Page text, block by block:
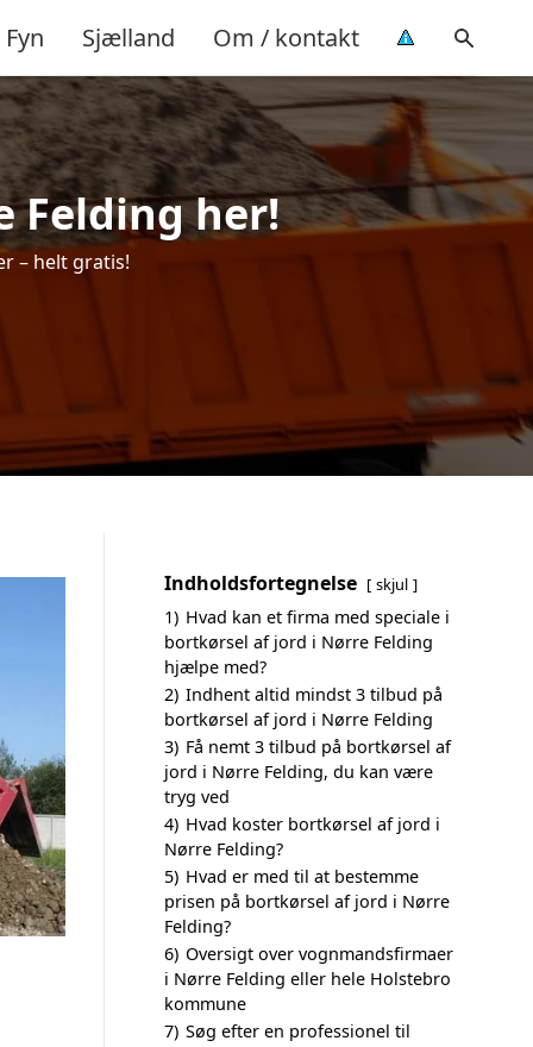
Fyn Sjælland Om / kontakt
Felding her!
– helt gratis!
Indholdsfortegnelse skjul
1) Hvad kan et firma med speciale i
bortkørsel af jord i Nørre Felding
hjælpe med?
2) Indhent altid mindst 3 tilbud på
bortkørsel af jord i Nørre Felding
3) Få nemt 3 tilbud på bortkørsel af
jord i Nørre Felding, du kan være
tryg ved
4) Hvad koster bortkørsel af jord i
Nørre Felding?
5) Hvad er med til at bestemme
prisen på bortkørsel af jord i Nørre
Felding?
6) Oversigt over vognmandsfirmaer
i Nørre Felding eller hele Holstebro
kommune
7) Søg efter en professionel til